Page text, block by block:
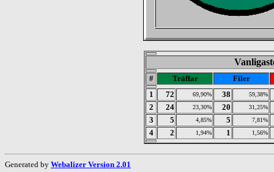
# Träffar
Filer
1
72 69,90% 38 59,38%
2 24 23,30% 20 31,25%
3 5 4,85% 5 7,81%
4 2 1,94% 1 1,56%
Generated by Webalizer Version 2.01